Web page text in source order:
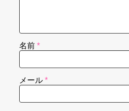
名前 *
メール *